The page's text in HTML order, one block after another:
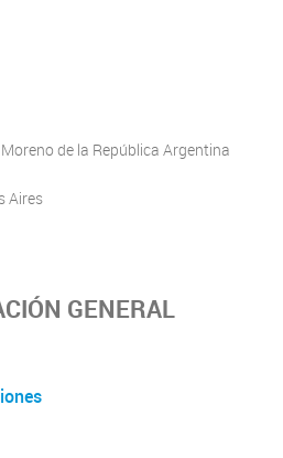
de la República Argentina
Aires
GENERAL